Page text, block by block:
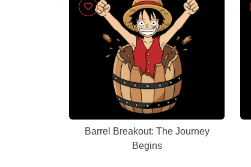
Barrel Breakout: The Journey
Begins